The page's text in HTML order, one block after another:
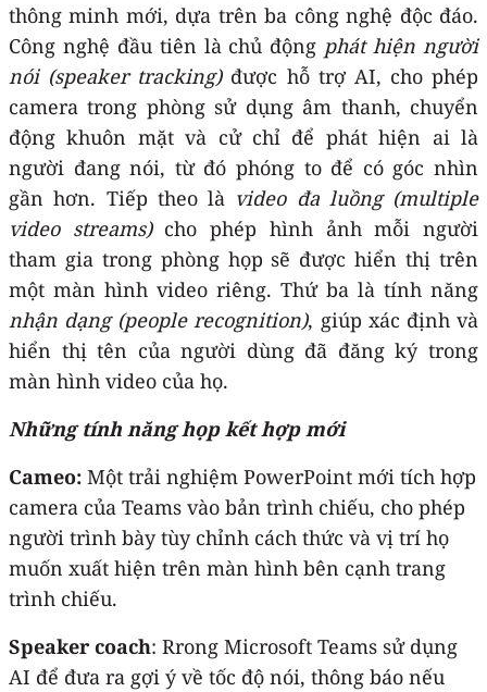
thông minh mới, dựa trên ba công nghệ độc đáo.
Công nghệ đầu tiên là chủ động phát hiện người
nói (speaker tracking)được hỗ trợ AI, cho phép
camera trong phòng sử dụng âm thanh, chuyển
động khuôn mặt và cử chỉ để phát hiện ai là
người đang nói, từ đó phóng to để có góc nhìn
gần hơn. Tiếp theo là video đa luồng (multiple
video streams)cho phép hình ảnh mỗi người
tham gia trong phòng họp sẽ được hiển thị trên
một màn hình video riêng. Thứ ba là tính năng
nhận dạng (people recognition), giúp xác định và
hiển thị tên của người dùng đã đăng ký trong
màn hình video của họ.
Những tính năng họp kết hợp mới
Cameo: Một trải nghiệm PowerPoint mới tích hợp
camera của Teams vào bản trình chiếu, cho phép
người trình bày tùy chỉnh cách thức và vị trí họ
muốn xuất hiện trên màn hình bên cạnh trang
trình chiếu.
Speaker coach: Rrong Microsoft Teams sử dụng
AI để đưa ra gợi ý về tốc độ nói, thông báo nếu